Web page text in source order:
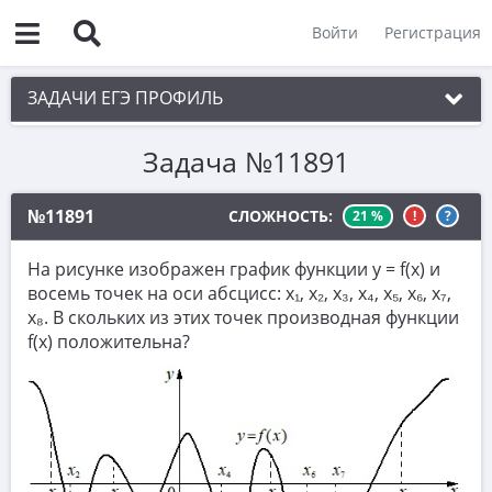
Войти Регистрация
ЗАДАЧИ ЕГЭ ПРОФИЛЬ
1. Планиметрия
2. Векторы
3. Стереометрия
4. Классическое определение вероятности
5. Теория вероятностей
6. Уравнения
7. Нахождение значений выражений
8. Производная
9. Задачи прикладного содержания
Задача №11891
№11891 СЛОЖНОСТЬ: 21 % ! ?
На рисунке изображен график функции y = f(x) и
восемь точек на оси абсцисс: x₁, x₂, x₃, x₄, x₅, x₆, x₇,
x₈. В скольких из этих точек производная функции
f(x) положительна?